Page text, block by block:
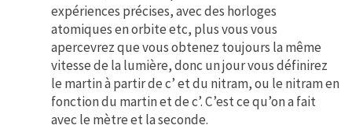
expériences précises, avec des horloges
atomiques en orbite etc, plus vous vous
apercevrez que vous obtenez toujours la même
vitesse de la lumière, donc un jour vous définirez
le martin à partir de c’ et du nitram, ou le nitram en
fonction du martin et de c’. C’est ce qu’on a fait
avec le mètre et la seconde.